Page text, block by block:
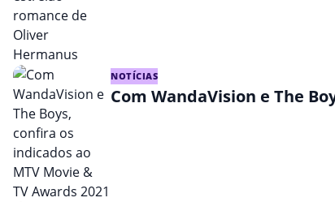
NOTÍCIAS
Com WandaVision e The